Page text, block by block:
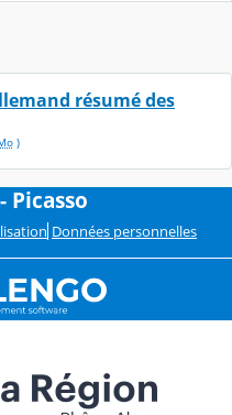
résumé des
)
Picasso
Données personnelles